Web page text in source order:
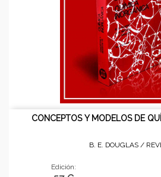
CONCEPTOS Y MODELOS DE
B. E. DOUGLAS /
Edición: